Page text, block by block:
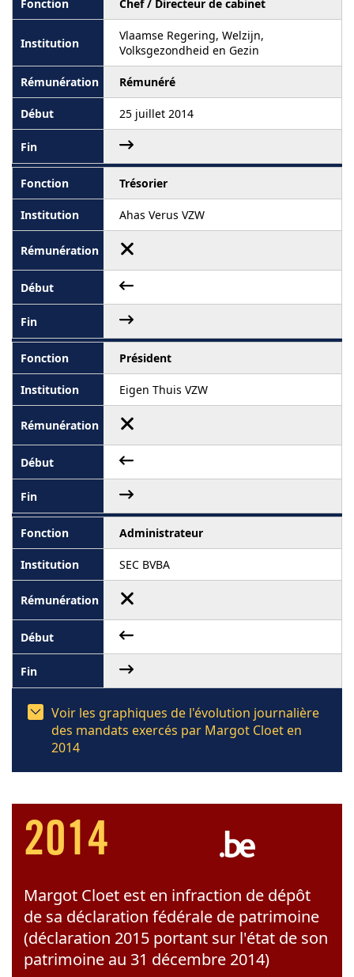
Chef / Directeur de cabinet
Vlaamse Regering, Welzijn,
Volksgezondheid en Gezin
Rémunéré
25 juillet 2014
Trésorier
Ahas Verus VZW
Président
Eigen Thuis VZW
Administrateur
SEC BVBA
Voir les graphiques de l'évolution journalière
des mandats exercés par Margot Cloet en
2014
2014
Margot Cloet est en infraction de dépôt
de sa déclaration fédérale de patrimoine
(déclaration 2015 portant sur l'état de son
patrimoine au 31 décembre 2014)